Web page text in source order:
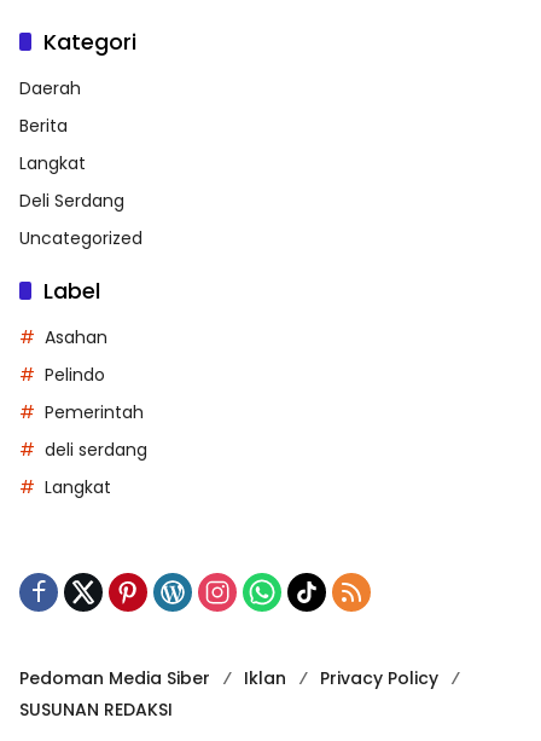
Kategori
Daerah
Berita
Langkat
Deli Serdang
Uncategorized
Label
Asahan
Pelindo
Pemerintah
deli serdang
Langkat
Pedoman Media Siber Iklan
Privacy Policy
SUSUNAN REDAKSI